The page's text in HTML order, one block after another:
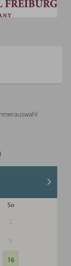
>
So
2
9
16